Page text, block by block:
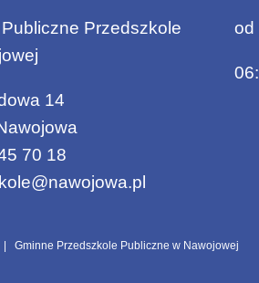
Przedszkole
14
70 18
od
Gminne Przedszkole Publiczne w Nawojowej